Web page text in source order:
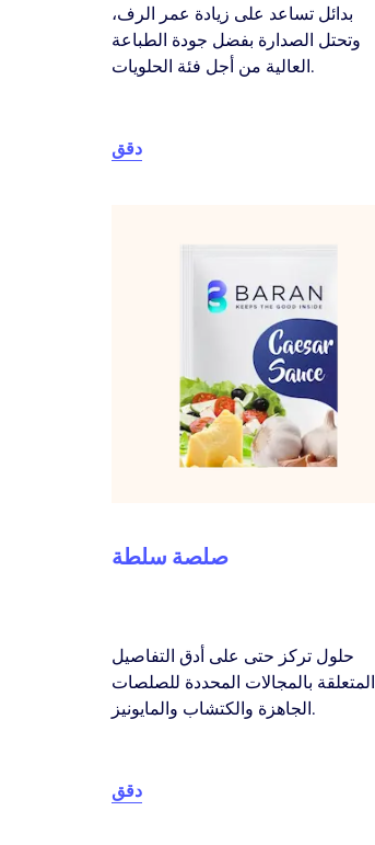
بدائل تساعد على زيادة عمر الرف،
وتحتل الصدارة بفضل جودة الطباعة
العالية من أجل فئة الحلويات.
دقق
صلصة سلطة
حلول تركز حتى على أدق التفاصيل
المتعلقة بالمجالات المحددة للصلصات
الجاهزة والكتشاب والمايونيز.
دقق